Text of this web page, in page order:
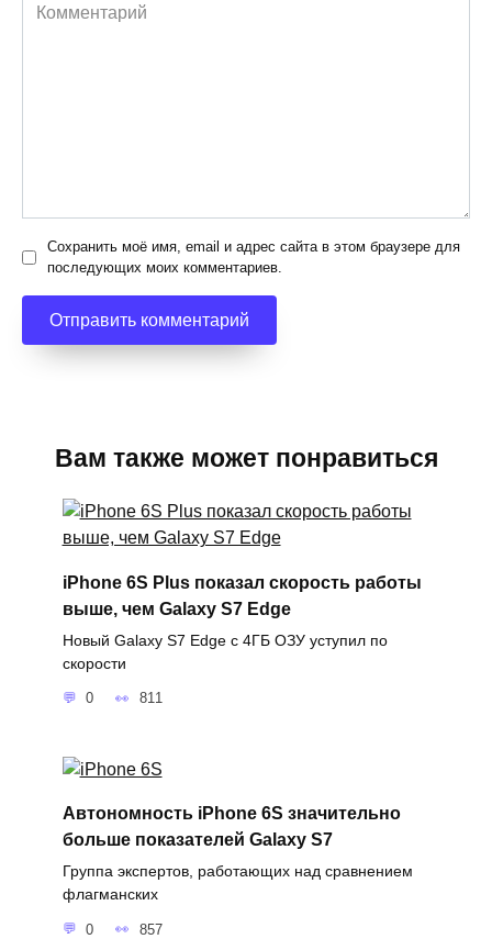
Комментарий
Сохранить моё имя, email и адрес сайта в этом браузере для
последующих моих комментариев.
Вам также может понравиться
iPhone 6S Plus показал скорость работы
выше, чем Galaxy S7 Edge
Новый Galaxy S7 Edge с 4ГБ ОЗУ уступил по
скорости
0 811
Автономность iPhone 6S значительно
больше показателей Galaxy S7
Группа экспертов, работающих над сравнением
флагманских
0 857